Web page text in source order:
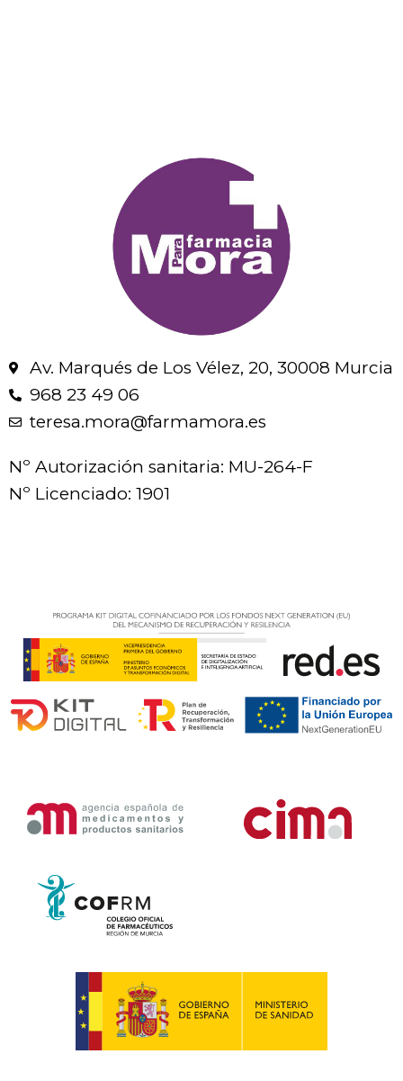
Av. Marqués de Los Vélez, 20, 30008 Murcia
968 23 49 06
teresa.mora@farmamora.es
Nº Autorización sanitaria: MU-264-F
Nº Licenciado: 1901